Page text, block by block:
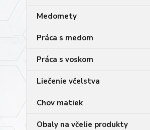
Medomety
Práca s medom
Práca s voskom
Liečenie včelstva
Chov matiek
Obaly na včelie produkty